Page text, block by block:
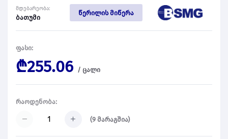
მდებარეობა:
ბათუმი
წერილის მიწერა
ფასი:
₾255.06 / ცალი
რაოდენობა:
(9 მარაგშია)